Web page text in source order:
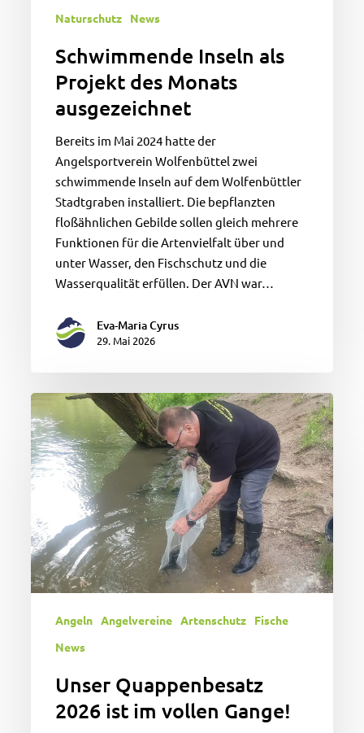
Naturschutz News
Schwimmende Inseln als
Projekt des Monats
ausgezeichnet
Bereits im Mai 2024 hatte der
Angelsportverein Wolfenbüttel zwei
schwimmende Inseln auf dem Wolfenbüttler
Stadtgraben installiert. Die bepflanzten
floßähnlichen Gebilde sollen gleich mehrere
Funktionen für die Artenvielfalt über und
unter Wasser, den Fischschutz und die
Wasserqualität erfüllen. Der AVN war…
Eva-Maria Cyrus
29. Mai 2026
Unser
Quappenbesatz
2026
ist
im
Gange!
Angeln Angelvereine Artenschutz
Fische
News
Unser Quappenbesatz
2026 ist im vollen Gange!